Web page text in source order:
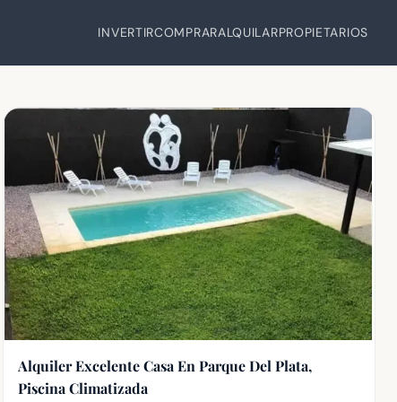
INVERTIRCOMPRARALQUILARPROPIETARIOS
Alquiler Excelente Casa En Parque Del Plata,
Piscina Climatizada